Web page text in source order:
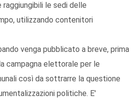
le sedi delle
utilizzando contenitori
venga pubblicato a breve, prima
campagna elettorale per le
così da sottrarre la questione
politiche. E'